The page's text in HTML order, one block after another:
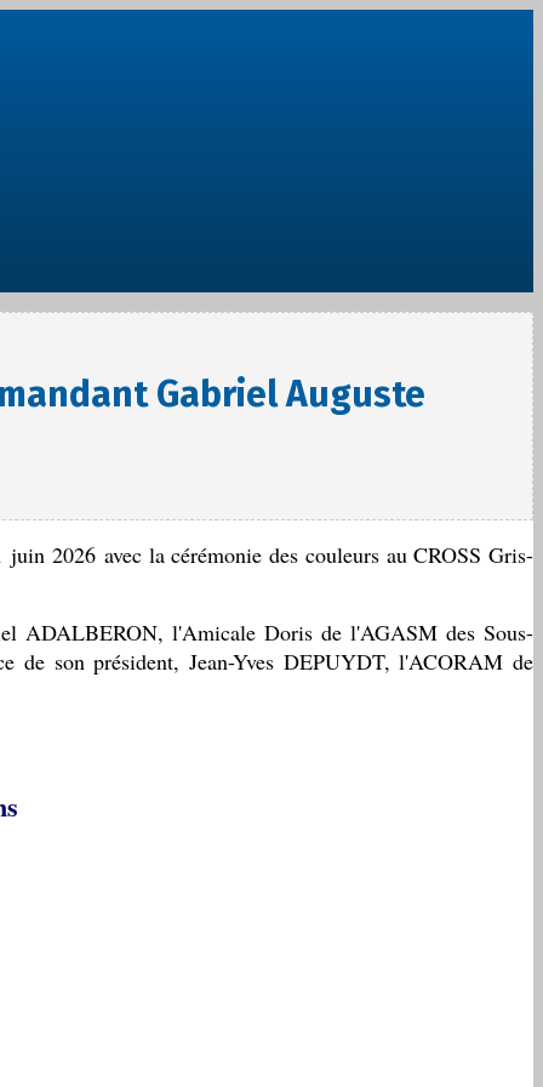
Gabriel Auguste
2026 avec la cérémonie des couleurs au CROSS Gris-
ADALBERON, l'Amicale Doris de l'AGASM des Sous-
de son président, Jean-Yves DEPUYDT, l'ACORAM de